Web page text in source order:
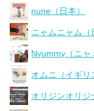
nune（日本）
ニャムニャム（
Nyummy（ニャ
オムニ（イギリ
オリジンオリジ